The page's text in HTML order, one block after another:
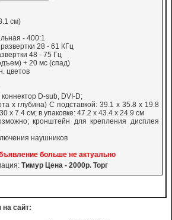
см)
- 400:1
28 - 61 КГц
48 - 75 Гц
+ 20 мс (спад)
цветов
D-sub, DVI-D;
х глубина) С подставкой: 39.1 х 35.8 х 19.8
х 7.4 см; в упаковке: 47.2 х 43.4 х 24.9 см
кронштейн для крепления дисплея
наушников
больше не актуально
Тимур Цена - 2000р. Торг
сайт: